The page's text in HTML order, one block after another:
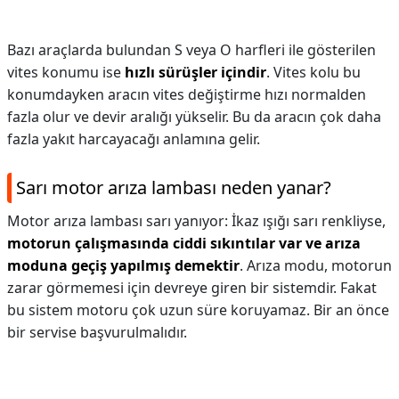
Bazı araçlarda bulundan S veya O harfleri ile gösterilen
vites konumu ise hızlı sürüşler içindir. Vites kolu bu
konumdayken aracın vites değiştirme hızı normalden
fazla olur ve devir aralığı yükselir. Bu da aracın çok daha
fazla yakıt harcayacağı anlamına gelir.
Sarı motor arıza lambası neden yanar?
Motor arıza lambası sarı yanıyor: İkaz ışığı sarı renkliyse,
motorun çalışmasında ciddi sıkıntılar var ve arıza
moduna geçiş yapılmış demektir. Arıza modu, motorun
zarar görmemesi için devreye giren bir sistemdir. Fakat
bu sistem motoru çok uzun süre koruyamaz. Bir an önce
bir servise başvurulmalıdır.